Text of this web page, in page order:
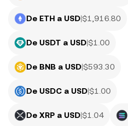
De ETH a USD|$1,916.80
De USDT a USD|$1.00
De BNB a USD|$593.30
De USDC a USD|$1.00
De XRP a USD|$1.04